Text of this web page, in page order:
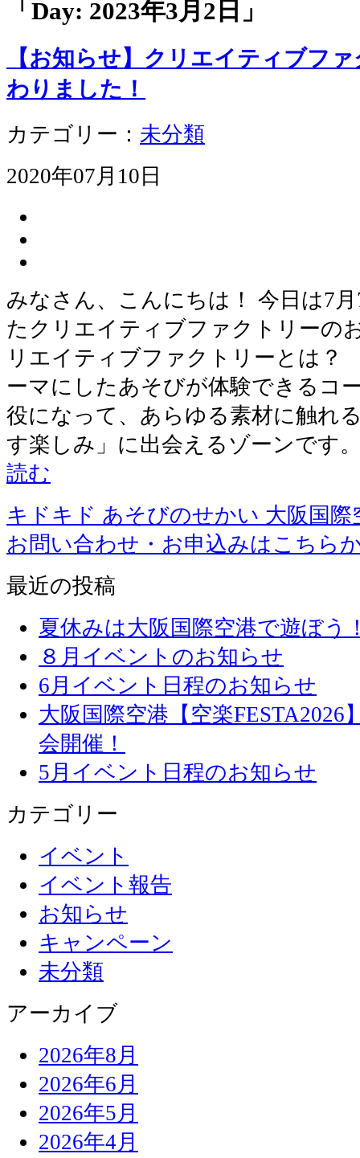
「Day: 2023年3月2日 」
【お知らせ】クリエイティブフ
わりました！
カテゴリー： 未分類
2020年07月10日
みなさん、こんにちは！ 今日は7
たクリエイティブファクトリーの
リエイティブファクトリーとは？
ーマにしたあそびが体験できるコ
役になって、あらゆる素材に触れ
す楽しみ」に出会えるゾーンです
読む
キドキド あそびのせかい 大阪国際
お問い合わせ・お申込みはこちら
最近の投稿
夏休みは大阪国際空港で遊ぼう
８月イベントのお知らせ
6月イベント日程のお知らせ
大阪国際空港【空楽
会開催！
5月イベント日程のお知らせ
カテゴリー
イベント
イベント報告
お知らせ
キャンペーン
未分類
アーカイブ
2026年8月
2026年6月
2026年5月
2026年4月